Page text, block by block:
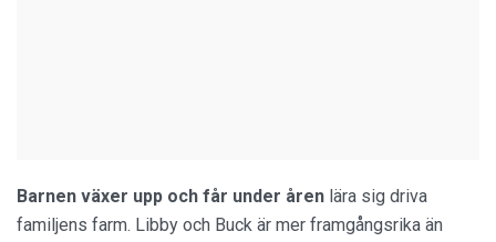
Barnen växer upp och får under åren lära sig driva
familjens farm. Libby och Buck är mer framgångsrika än